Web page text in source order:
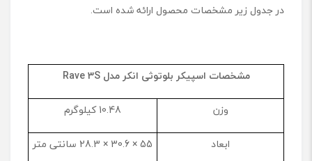
در جدول زیر مشخصات محصول ارائه شده است.
مشخصات اسپیکر بلوتوثی انکر مدلRave 3S
وزن
10.48 کیلوگرم
ابعاد
55 × 30.6 × 28.3 سانتی متر